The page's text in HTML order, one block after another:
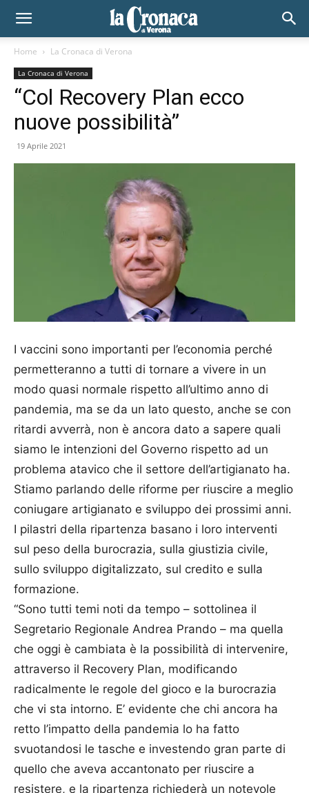
Home La Cronaca di Verona
La Cronaca di Verona
“Col Recovery Plan ecco
nuove possibilità”
19 Aprile 2021
I vaccini sono importanti per l’economia perché
permetteranno a tutti di tornare a vivere in un
modo quasi normale rispetto all’ultimo anno di
pandemia, ma se da un lato questo, anche se con
ritardi avverrà, non è ancora dato a sapere quali
siamo le intenzioni del Governo rispetto ad un
problema atavico che il settore dell’artigianato ha.
Stiamo parlando delle riforme per riuscire a meglio
coniugare artigianato e sviluppo dei prossimi anni.
I pilastri della ripartenza basano i loro interventi
sul peso della burocrazia, sulla giustizia civile,
sullo sviluppo digitalizzato, sul credito e sulla
formazione.
“Sono tutti temi noti da tempo – sottolinea il
Segretario Regionale Andrea Prando – ma quella
che oggi è cambiata è la possibilità di intervenire,
attraverso il Recovery Plan, modificando
radicalmente le regole del gioco e la burocrazia
che vi sta intorno. E’ evidente che chi ancora ha
retto l’impatto della pandemia lo ha fatto
svuotandosi le tasche e investendo gran parte di
quello che aveva accantonato per riuscire a
resistere, e la ripartenza richiederà un notevole